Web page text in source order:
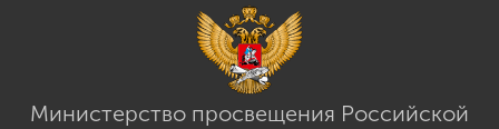
Министерство просвещения Российской